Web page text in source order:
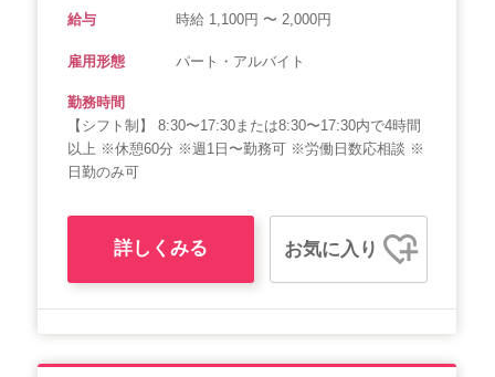
給与 時給 1,100円 〜 2,000円
雇用形態 パート・アルバイト
勤務時間
【シフト制】 8:30〜17:30または8:30〜17:30内で4時間
以上 ※休憩60分 ※週1日〜勤務可 ※労働日数応相談 ※
日勤のみ可
詳しくみる お気に入り